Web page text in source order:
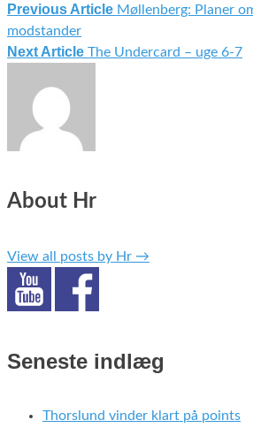
Indlægsnavigation
Previous Article Møllenberg: Planer
modstander
Next Article The Undercard – uge 6-7
About Hr
View all posts by Hr →
Seneste indlæg
Thorslund vinder klart på points